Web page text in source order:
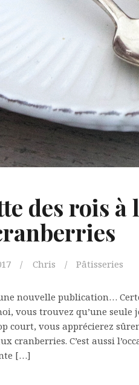
des rois à
Chris Pâtisseries
nouvelle publication…
vous trouvez qu’une
court, vous apprécierez
cranberries. C’est aussi
[…]